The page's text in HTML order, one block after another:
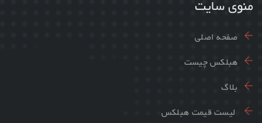
منوی سایت
صفحه اصلی
هبلکس چیست
بلاگ
لیست قیمت هبلکس